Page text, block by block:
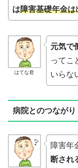
は障害基礎年金は
はてな君
元気で
ってこ
いらな
病院とのつながり
障害年
断され